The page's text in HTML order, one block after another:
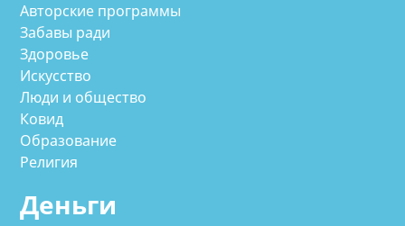
Авторские программы
Забавы ради
Здоровье
Искусство
Люди и общество
Ковид
Образование
Религия
Деньги